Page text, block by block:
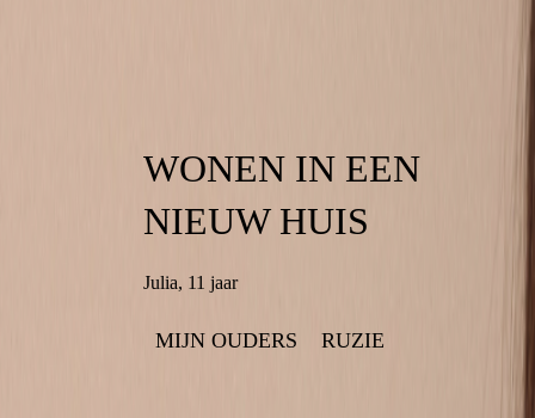
WONEN IN EEN
NIEUW HUIS
Julia, 11 jaar
MIJN OUDERS RUZIE
WONEN IN EEN
NIEUW HUIS
MIJN OUDERS
RUZIE